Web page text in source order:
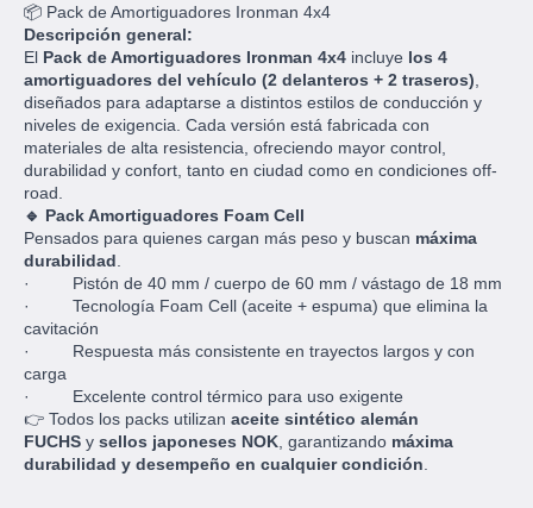
📦 Pack de Amortiguadores Ironman 4x4
Descripción general:
El Pack de Amortiguadores Ironman 4x4 incluye los 4
amortiguadores del vehículo (2 delanteros + 2 traseros)
diseñados para adaptarse a distintos estilos de conducción y
niveles de exigencia. Cada versión está fabricada con
materiales de alta resistencia, ofreciendo mayor control,
durabilidad y confort, tanto en ciudad como en condiciones off-
road.
🔹 Pack Amortiguadores Foam Cell
Pensados para quienes cargan más peso y buscan máxima
durabilidad
· Pistón de 40 mm / cuerpo de 60 mm / vástago de 18 mm
· Tecnología Foam Cell (aceite + espuma) que elimina la
cavitación
· Respuesta más consistente en trayectos largos y con
carga
· Excelente control térmico para uso exigente
👉 Todos los packs utilizan aceite sintético alemán
FUCHS y sellos japoneses NOK , garantizando máxima
durabilidad y desempeño en cualquier condición